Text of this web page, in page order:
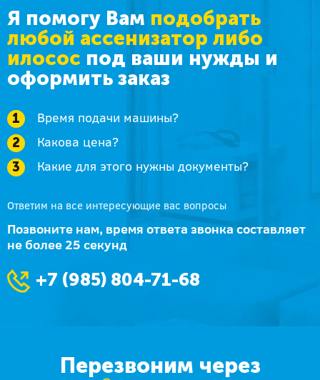
Я помогу Вам подобрать
любой ассенизатор либо
илосос под ваши нужды и
оформить заказ
Время подачи машины?
Какова цена?
Какие для этого нужны документы?
Ответим на все интересующие вас вопросы
Позвоните нам, время ответа звонка составляет
не более 25 секунд
+7 (985) 804-71-68
Перезвоним через